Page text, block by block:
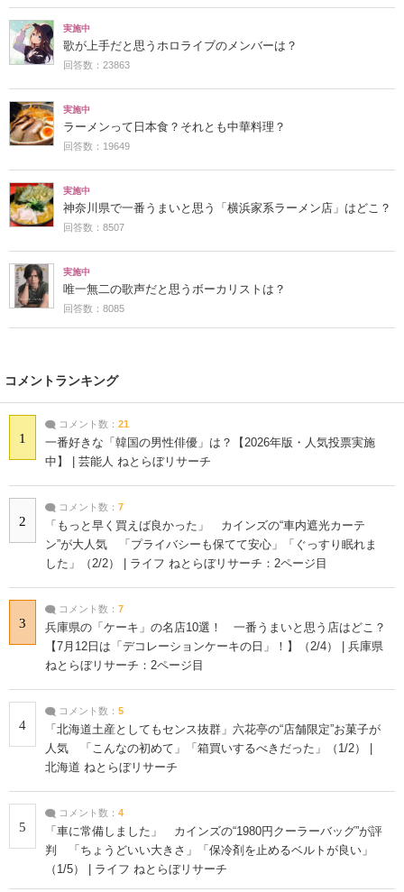
実施中
歌が上手だと思うホロライブのメンバーは？
回答数：23863
実施中
ラーメンって日本食？それとも中華料理？
回答数：19649
実施中
神奈川県で一番うまいと思う「横浜家系ラーメン店」はどこ？
回答数：8507
実施中
唯一無二の歌声だと思うボーカリストは？
回答数：8085
コメントランキング
1
コメント数： 21
一番好きな「韓国の男性俳優」は？【2026年版・人気投票実施
中】 | 芸能人 ねとらぼリサーチ
2
コメント数： 7
「もっと早く買えば良かった」 カインズの“車内遮光カーテ
ン”が大人気 「プライバシーも保てて安心」「ぐっすり眠れま
した」（2/2） | ライフ ねとらぼリサーチ：2ページ目
3
コメント数： 7
兵庫県の「ケーキ」の名店10選！ 一番うまいと思う店はどこ？
【7月12日は「デコレーションケーキの日」！】（2/4） | 兵庫県
ねとらぼリサーチ：2ページ目
4
コメント数： 5
「北海道土産としてもセンス抜群」六花亭の“店舗限定”お菓子が
人気 「こんなの初めて」「箱買いするべきだった」（1/2） |
北海道 ねとらぼリサーチ
5
コメント数： 4
「車に常備しました」 カインズの“1980円クーラーバッグ”が評
判 「ちょうどいい大きさ」「保冷剤を止めるベルトが良い」
（1/5） | ライフ ねとらぼリサーチ